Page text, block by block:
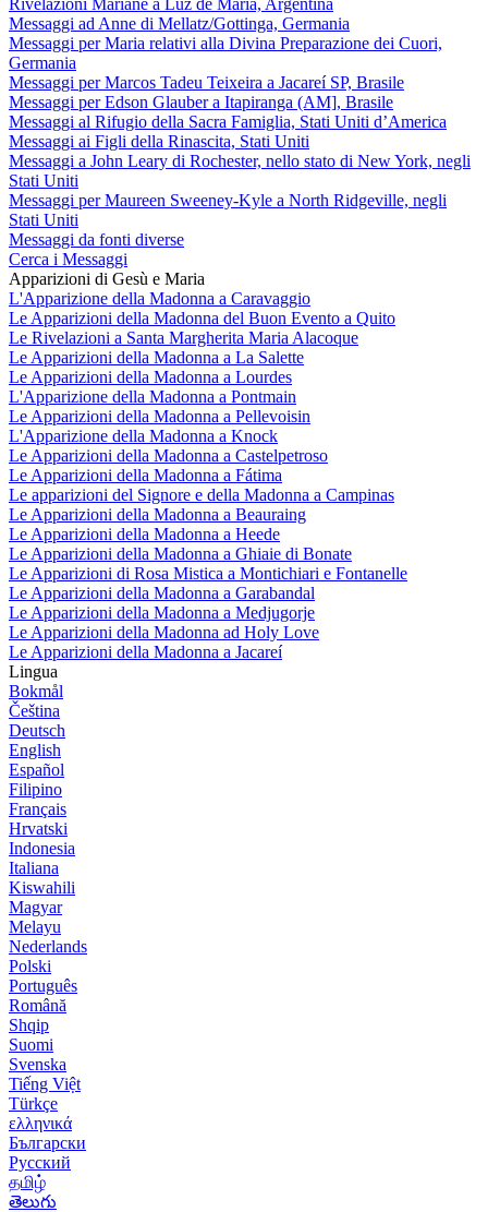
Messaggi ad Anne di Mellatz/Gottinga, Germania
Messaggi per Maria relativi alla Divina Preparazione dei Cuori,
Germania
Messaggi per Marcos Tadeu Teixeira a Jacareí SP, Brasile
Messaggi per Edson Glauber a Itapiranga (AM], Brasile
Messaggi al Rifugio della Sacra Famiglia, Stati Uniti d’America
Messaggi ai Figli della Rinascita, Stati Uniti
Messaggi a John Leary di Rochester, nello stato di New York, negli
Stati Uniti
Messaggi per Maureen Sweeney-Kyle a North Ridgeville, negli
Stati Uniti
Messaggi da fonti diverse
Cerca i Messaggi
Apparizioni di Gesù e Maria
L'Apparizione della Madonna a Caravaggio
Le Apparizioni della Madonna del Buon Evento a Quito
Le Rivelazioni a Santa Margherita Maria Alacoque
Le Apparizioni della Madonna a La Salette
Le Apparizioni della Madonna a Lourdes
L'Apparizione della Madonna a Pontmain
Le Apparizioni della Madonna a Pellevoisin
L'Apparizione della Madonna a Knock
Le Apparizioni della Madonna a Castelpetroso
Le Apparizioni della Madonna a Fátima
Le apparizioni del Signore e della Madonna a Campinas
Le Apparizioni della Madonna a Beauraing
Le Apparizioni della Madonna a Heede
Le Apparizioni della Madonna a Ghiaie di Bonate
Le Apparizioni di Rosa Mistica a Montichiari e Fontanelle
Le Apparizioni della Madonna a Garabandal
Le Apparizioni della Madonna a Medjugorje
Le Apparizioni della Madonna ad Holy Love
Le Apparizioni della Madonna a Jacareí
Lingua
Bokmål
Čeština
Deutsch
English
Español
Filipino
Français
Hrvatski
Indonesia
Italiana
Kiswahili
Magyar
Melayu
Nederlands
Polski
Português
Română
Shqip
Suomi
Svenska
Tiếng Việt
Türkçe
ελληνικά
Български
Русский
தமிழ்
తెలుగు